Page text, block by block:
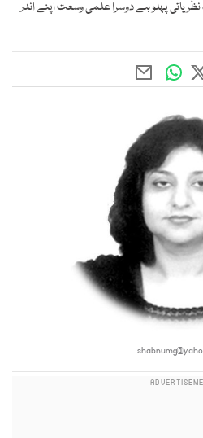
پہلو ہے دوسرا علمی وسعت اپنے اندر